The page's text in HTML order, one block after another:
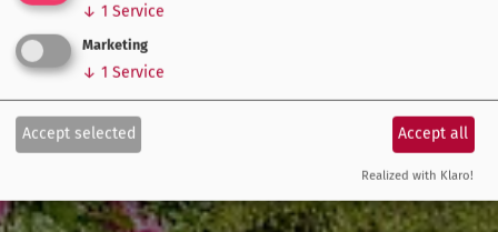
↓ 1 Service
Marketing
↓ 1 Service
Accept selected Accept all
Realized with Klaro!